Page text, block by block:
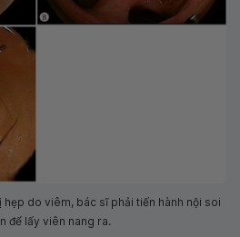
hẹp do viêm, bác sĩ phải tiến hành nội soi
để lấy viên nang ra.